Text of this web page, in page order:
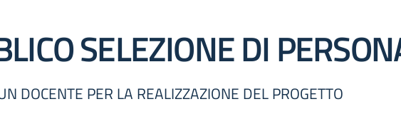
SELEZIONE DI
DOCENTE PER LA REALIZZAZIONE DEL PROGETTO